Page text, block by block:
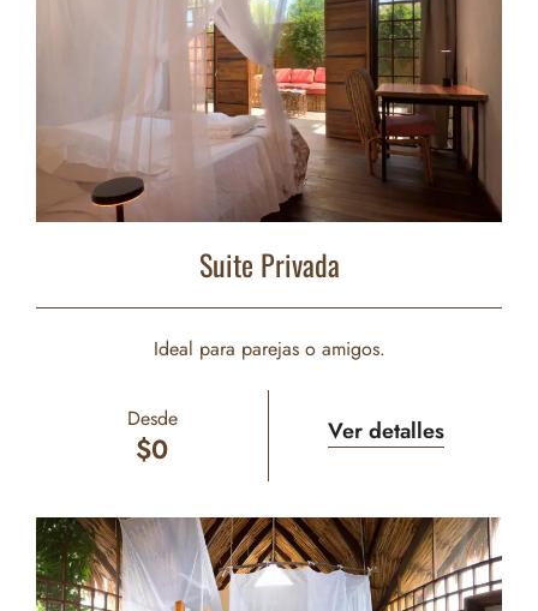
Suite Privada
Ideal para parejas o amigos.
Desde
$0 Ver detalles